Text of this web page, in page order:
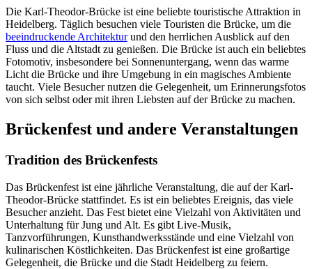
Die Karl-Theodor-Brücke ist eine beliebte touristische Attraktion in
Heidelberg. Täglich besuchen viele Touristen die Brücke, um die
beeindruckende Architekturund den herrlichen Ausblick auf den
Fluss und die Altstadt zu genießen. Die Brücke ist auch ein beliebtes
Fotomotiv, insbesondere bei Sonnenuntergang, wenn das warme
Licht die Brücke und ihre Umgebung in ein magisches Ambiente
taucht. Viele Besucher nutzen die Gelegenheit, um Erinnerungsfotos
von sich selbst oder mit ihren Liebsten auf der Brücke zu machen.
Brückenfest und andere Veranstaltungen
Tradition des Brückenfests
Das Brückenfest ist eine jährliche Veranstaltung, die auf der Karl-
Theodor-Brücke stattfindet. Es ist ein beliebtes Ereignis, das viele
Besucher anzieht. Das Fest bietet eine Vielzahl von Aktivitäten und
Unterhaltung für Jung und Alt. Es gibt Live-Musik,
Tanzvorführungen, Kunsthandwerksstände und eine Vielzahl von
kulinarischen Köstlichkeiten. Das Brückenfest ist eine großartige
Gelegenheit, die Brücke und die Stadt Heidelberg zu feiern.